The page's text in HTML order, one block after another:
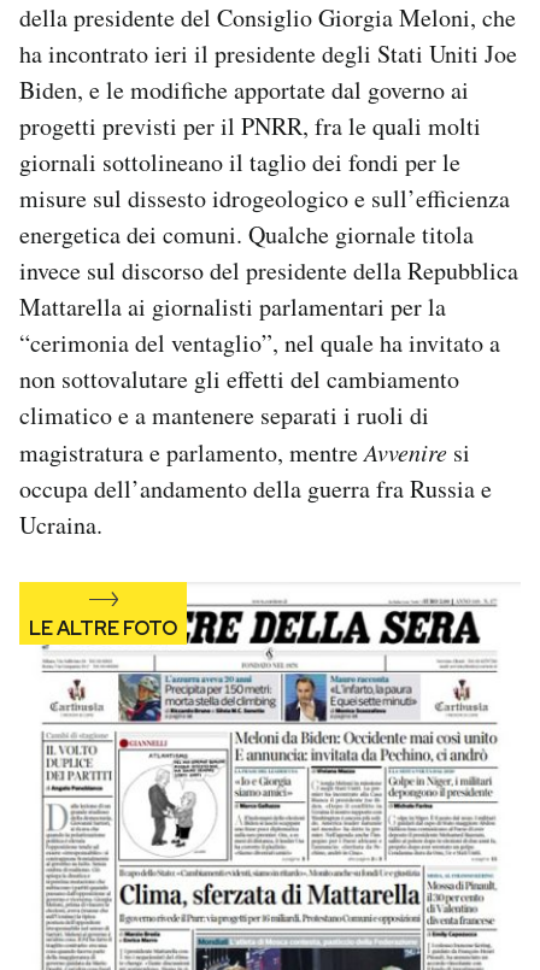
CALENDARIO
AREA PERSONALE
Area Personale
Newsletter
Notifiche mobile
Regala il Post
Hai bisogno di aiuto?
della presidente del Consiglio Giorgia Meloni, che
ha incontrato ieri il presidente degli Stati Uniti Joe
Biden, e le modifiche apportate dal governo ai
progetti previsti per il PNRR, fra le quali molti
giornali sottolineano il taglio dei fondi per le
misure sul dissesto idrogeologico e sull’efficienza
energetica dei comuni. Qualche giornale titola
invece sul discorso del presidente della Repubblica
Mattarella ai giornalisti parlamentari per la
“cerimonia del ventaglio”, nel quale ha invitato a
non sottovalutare gli effetti del cambiamento
climatico e a mantenere separati i ruoli di
magistratura e parlamento, mentreAvvenire si
occupa dell’andamento della guerra fra Russia e
Ucraina.